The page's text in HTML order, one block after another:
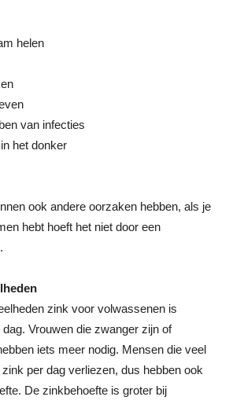
helen
van infecties
het donker
ook andere oorzaken hebben, als je
hebt hoeft het niet door een
zink voor volwassenen is
Vrouwen die zwanger zijn of
iets meer nodig. Mensen die veel
per dag verliezen, dus hebben ook
De zinkbehoefte is groter bij